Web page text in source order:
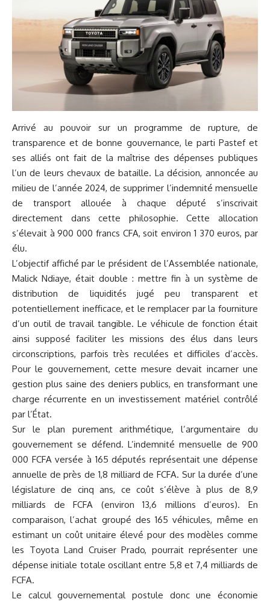
Arrivé au pouvoir sur un programme de rupture, de
transparence et de bonne gouvernance, le parti Pastef et
ses alliés ont fait de la maîtrise des dépenses publiques
l’un de leurs chevaux de bataille. La décision, annoncée au
milieu de l’année 2024, de supprimer l’indemnité mensuelle
de transport allouée à chaque député s’inscrivait
directement dans cette philosophie. Cette allocation
s’élevait à 900 000 francs CFA, soit environ 1 370 euros, par
élu.
L’objectif affiché par le président de l’Assemblée nationale,
Malick Ndiaye, était double : mettre fin à un système de
distribution de liquidités jugé peu transparent et
potentiellement inefficace, et le remplacer par la fourniture
d’un outil de travail tangible. Le véhicule de fonction était
ainsi supposé faciliter les missions des élus dans leurs
circonscriptions, parfois très reculées et difficiles d’accès.
Pour le gouvernement, cette mesure devait incarner une
gestion plus saine des deniers publics, en transformant une
charge récurrente en un investissement matériel contrôlé
par l’État.
Sur le plan purement arithmétique, l’argumentaire du
gouvernement se défend. L’indemnité mensuelle de 900
000 FCFA versée à 165 députés représentait une dépense
annuelle de près de 1,8 milliard de FCFA. Sur la durée d’une
législature de cinq ans, ce coût s’élève à plus de 8,9
milliards de FCFA (environ 13,6 millions d’euros). En
comparaison, l’achat groupé des 165 véhicules, même en
estimant un coût unitaire élevé pour des modèles comme
les Toyota Land Cruiser Prado, pourrait représenter une
dépense initiale totale oscillant entre 5,8 et 7,4 milliards de
FCFA.
Le calcul gouvernemental postule donc une économie